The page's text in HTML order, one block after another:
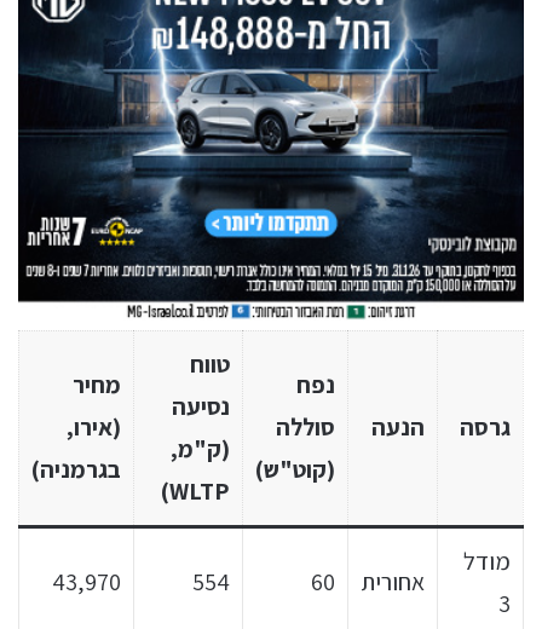
גרסה הנעה
נפח
סוללה
(קוט"ש)
טווח
נסיעה
(ק"מ,
WLTP)
מחיר
(אירו,
בגרמניה)
מודל
3
אחורית 60
554
43,970